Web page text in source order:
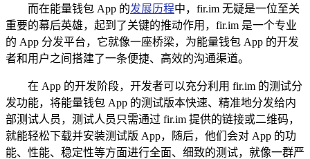
而在能量钱包 App 的发展历程中，fir.im 无疑是一位至关
重要的幕后英雄，起到了关键的推动作用，fir.im 是一个专业
的 App 分发平台，它就像一座桥梁，为能量钱包 App 的开发
者和用户之间搭建了一条便捷、高效的沟通渠道。
在 App 的开发阶段，开发者可以充分利用 fir.im 的测试分
发功能，将能量钱包 App 的测试版本快速、精准地分发给内
部测试人员，测试人员只需通过 fir.im 提供的链接或二维码，
就能轻松下载并安装测试版 App，随后，他们会对 App 的功
能、性能、稳定性等方面进行全面、细致的测试，就像一群严